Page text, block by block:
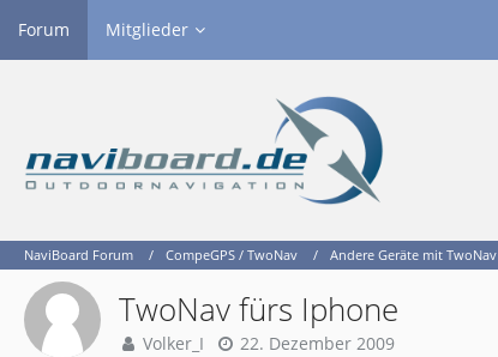
Forum Mitglieder
NaviBoard Forum CompeGPS / TwoNav Andere Geräte mit TwoNav
TwoNav fürs Iphone
Volker_I 22. Dezember 2009